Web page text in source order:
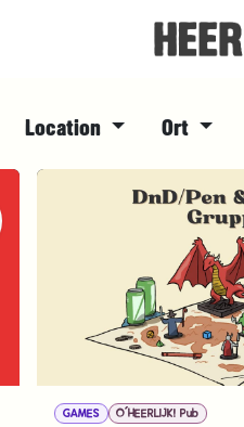
Location Ort
GAMES O´HEERLIJK! Pub